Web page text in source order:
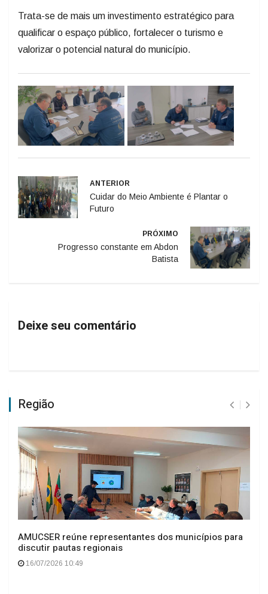
Trata-se de mais um investimento estratégico para
qualificar o espaço público, fortalecer o turismo e
valorizar o potencial natural do município.
ANTERIOR
Cuidar do Meio Ambiente é Plantar o
Futuro
PRÓXIMO
Progresso constante em Abdon
Batista
Deixe seu comentário
Região
AMUCSER reúne representantes dos municípios para
discutir pautas regionais
16/07/2026 10:49